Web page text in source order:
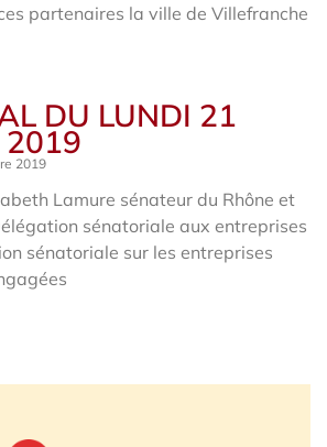
partenaires la ville de Villefranche
DU LUNDI 21
2019
2019
Lamure sénateur du Rhône et
sénatoriale aux entreprises
sénatoriale sur les entreprises